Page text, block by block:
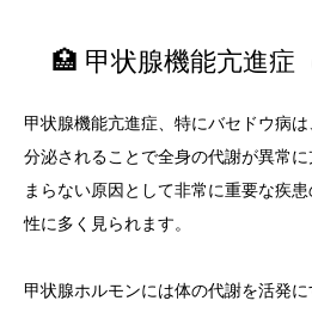
🏥 甲状腺機能亢進症
甲状腺機能亢進症、特にバセドウ病
分泌されることで全身の代謝が異常
まらない原因として非常に重要な疾
性に多く見られます。
甲状腺ホルモンには体の代謝を活発